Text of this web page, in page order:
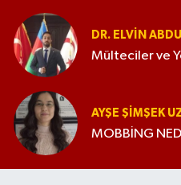
DR. ELVIN
Mülteciler ve
AYŞE ŞIMŞEK
MOBBİNG